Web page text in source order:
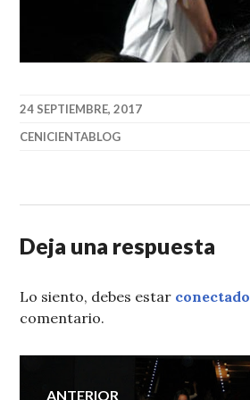
24 SEPTIEMBRE, 2017
CENICIENTABLOG
Deja una respuesta
Lo siento, debes estar conectado
comentario.
Navegación
ANTERIOR